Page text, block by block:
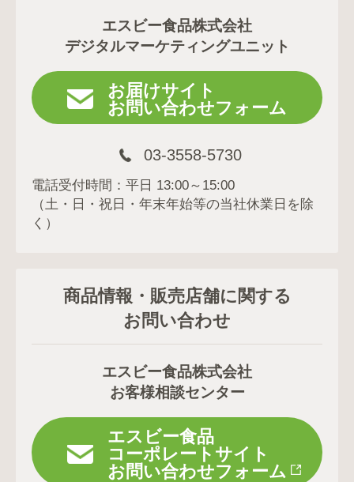
エスビー食品株式会社
デジタルマーケティングユニット
お届けサイト
お問い合わせフォーム
03-3558-5730
電話受付時間：平日 13:00～15:00
（土・日・祝日・年末年始等の当社休業日を除
く）
商品情報・販売店舗に関する
お問い合わせ
エスビー食品株式会社
お客様相談センター
エスビー食品
コーポレートサイト
お問い合わせフォーム